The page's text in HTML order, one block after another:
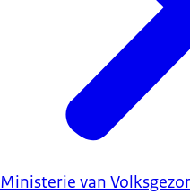
Ministerie van